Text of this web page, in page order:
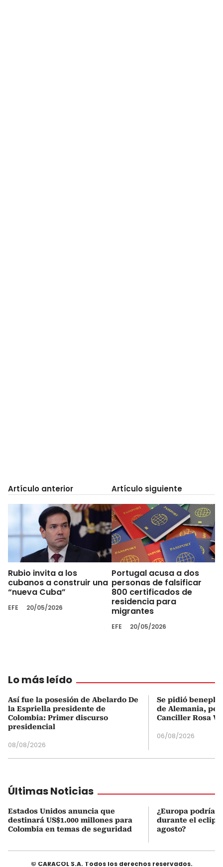
Artículo anterior
Rubio invita a los
cubanos a construir una
“nueva Cuba”
EFE 20/05/2026
Artículo siguiente
Portugal acusa a dos
personas de falsificar
800 certificados de
residencia para
migrantes
EFE 20/05/2026
Lo más leído
Así fue la posesión de Abelardo De
la Espriella presidente de
Colombia: Primer discurso
presidencial
08/08/2026
Se pidió
de Alemania,
Canciller Rosa
06/08/2026
Últimas Noticias
Estados Unidos anuncia que
destinará US$1.000 millones para
Colombia en temas de seguridad
¿Europa podría
durante el
agosto?
© CARACOL S.A. Todos los derechos reservados.